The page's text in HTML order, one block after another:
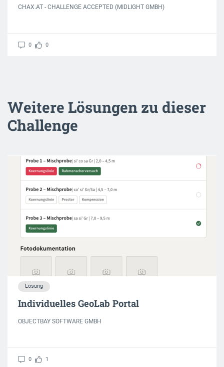
CHAX.AT - CHALLENGE ACCEPTED (MIDLIGHT GMBH)
0 0
Weitere Lösungen zu dieser
Challenge
Lösung
Individuelles GeoLab Portal
OBJECTBAY SOFTWARE GMBH
0 1